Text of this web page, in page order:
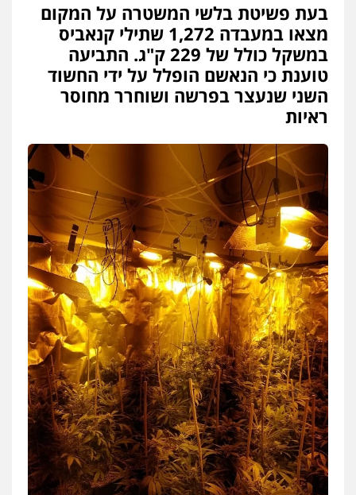
עו"ד עידית שינו-אמיתי
פלילי עורכי דין לענייני אסירים פשיעה
חמורה מעצרים וחקירות
0507587013
עו"ד יאיר בן סימון
פלילי תעבורה ביטוח
0505719060
עו"ד נס בן נתן
פלילי כלכלי פשיעה חמורה נוער
0505555110
עו"ד דניאל דרוביצקי
פלילי משפחה צבאי
0526409925
עו"ד משה פלמור
פלילי כלכלי צווארון לבן עורכי דין לענייני
אסירים
0549732303
בעת פשיטת בלשי המשטרה על המקום
מצאו במעבדה 1,272 שתילי קנאביס
במשקל כולל של 229 ק"ג. התביעה
טוענת כי הנאשם הופלל על ידי החשוד
השני שנעצר בפרשה ושוחרר מחוסר
ראיות